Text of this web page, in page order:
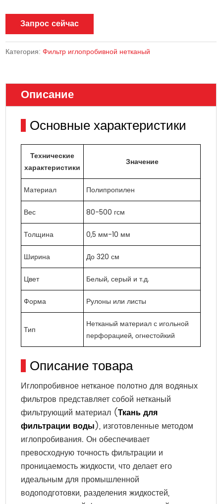
Запрос сейчас
Категория:Фильтр иглопробивной нетканый
Описание
Основные характеристики
Технические
характеристики
Значение
Материал Полипропилен
Вес 80-500 гсм
Толщина 0,5 мм-10 мм
Ширина До 320 см
Цвет Белый, серый и т.д.
Форма Рулоны или листы
Тип
Нетканый материал с игольной
перфорацией, огнестойкий
Описание товара
Иглопробивное нетканое полотно для водяных
фильтров представляет собой нетканый
фильтрующий материал (Ткань для
фильтрации воды), изготовленные методом
иглопробивания. Он обеспечивает
превосходную точность фильтрации и
проницаемость жидкости, что делает его
идеальным для промышленной
водоподготовки, разделения жидкостей,